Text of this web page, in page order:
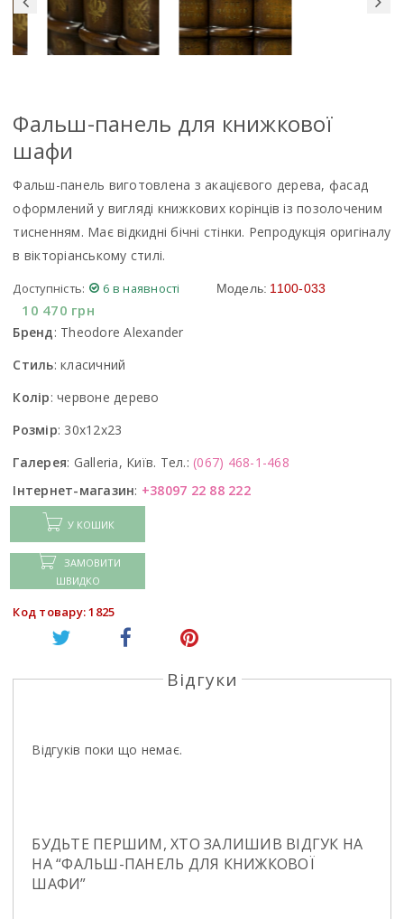
Фальш-панель для книжкової
шафи
Фальш-панель виготовлена з акацієвого дерева, фасад
оформлений у вигляді книжкових корінців із позолоченим
тисненням. Має відкидні бічні стінки. Репродукція оригіналу
в вікторіанському стилі.
Доступність: 6 в наявності Модель: 1100-033
10 470 грн
Бренд: Theodore Alexander
Стиль:класичний
Колір:червоне дерево
Розмір: 30x12x23
Галерея: Galleria, Київ. Тел.: (067) 468-1-468
Інтернет-магазин: +38097 22 88 222
У КОШИК
ЗАМОВИТИ
ШВИДКО
Код товару: 1825
Відгуки
Відгуків поки що немає.
БУДЬТЕ ПЕРШИМ, ХТО ЗАЛИШИВ ВІДГУК НА
НА “ФАЛЬШ-ПАНЕЛЬ ДЛЯ КНИЖКОВОЇ
ШАФИ”